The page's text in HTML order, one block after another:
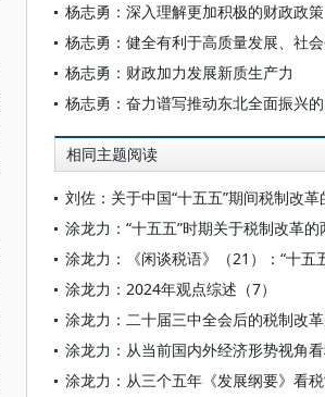
杨志勇：深入理解更加积极的财政政策
杨志勇：财政加力发展新质生产力
相同主题阅读
涂龙力：2024年观点综述（7）